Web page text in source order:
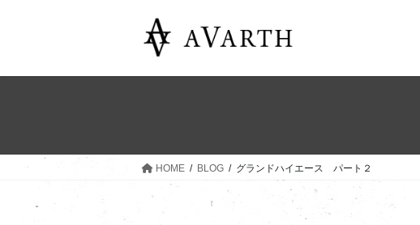
HOME BLOG グランドハイエース パート２